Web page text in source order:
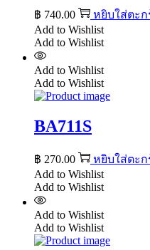
฿ 740.00
หยิบใส่ตะก
Add to Wishlist
Add to Wishlist
Add to Wishlist
Add to Wishlist
BA711S
฿ 270.00
หยิบใส่ตะก
Add to Wishlist
Add to Wishlist
Add to Wishlist
Add to Wishlist